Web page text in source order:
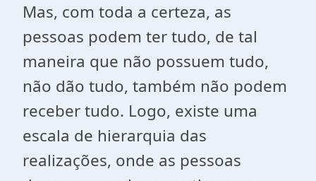
Mas, com toda a certeza, as
pessoas podem ter tudo, de tal
maneira que não possuem tudo,
não dão tudo, também não podem
receber tudo. Logo, existe uma
escala de hierarquia das
realizações, onde as pessoas